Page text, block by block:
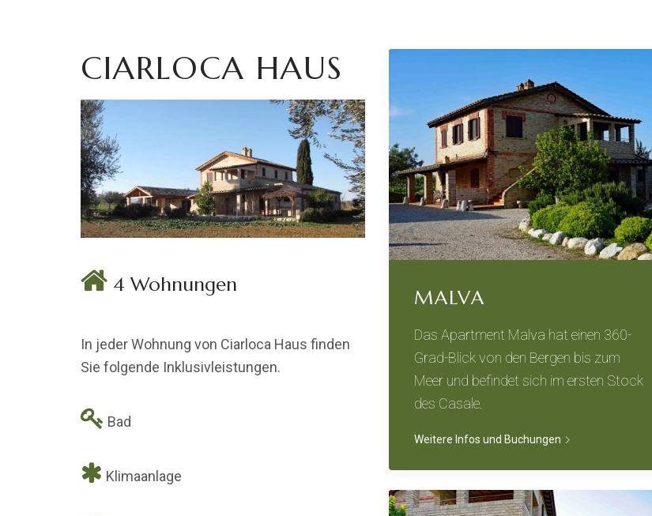
CIARLOCA HAUS
4 Wohnungen
In jeder Wohnung von Ciarloca Haus finden
Sie folgende Inklusivleistungen.
Bad
Klimaanlage
MALVA
Das Apartment Malva hat einen 360-
Grad-Blick von den Bergen bis zum
Meer und befindet sich im ersten Stock
des Casale.
Weitere Infos und Buchungen